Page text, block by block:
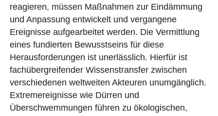
reagieren, müssen Maßnahmen zur Eindämmung
und Anpassung entwickelt und vergangene
Ereignisse aufgearbeitet werden. Die Vermittlung
eines fundierten Bewusstseins für diese
Herausforderungen ist unerlässlich. Hierfür ist
fachübergreifender Wissenstransfer zwischen
verschiedenen weltweiten Akteuren unumgänglich.
Extremereignisse wie Dürren und
Überschwemmungen führen zu ökologischen,